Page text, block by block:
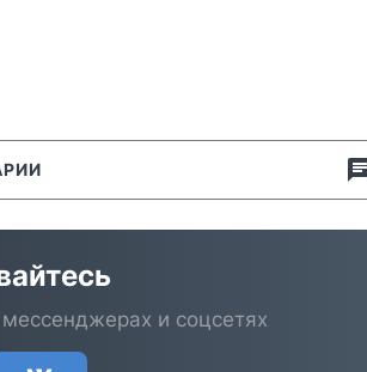
и соцсетях